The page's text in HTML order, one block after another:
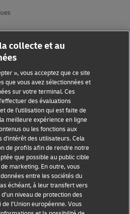
collecte et au
», vous acceptez que ce site
que vous avez sélectionnées et
sur votre terminal. Ces
des évaluations
de l'utilisation qui est faite de
meilleure expérience en ligne
ou les fonctions aux
d'intérêt des utilisateurs. Cela
de profils afin de rendre notre
que possible au public cible
marketing. En outre, vous
entre les sociétés du
échéant, à leur transfert vers
niveau de protection des
l’Union européenne. Vous